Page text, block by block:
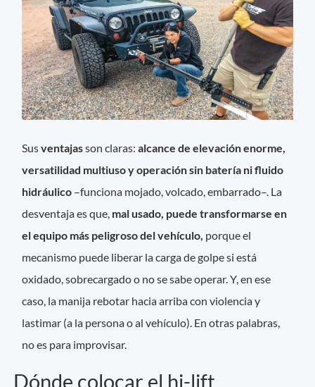
Susventajasson claras:alcance de elevación enorme,
versatilidad multiuso y operación sin batería ni fluido
hidráulico –funciona mojado, volcado, embarrado–. La
desventaja es que, mal usado, puede transformarse en
el equipo más peligroso del vehículo, porque el
mecanismo puede liberar la carga de golpe si está
oxidado, sobrecargado o no se sabe operar. Y, en ese
caso, la manija rebotar hacia arriba con violencia y
lastimar (a la persona o al vehículo). En otras palabras,
no es para improvisar.
Dónde colocar el hi-lift